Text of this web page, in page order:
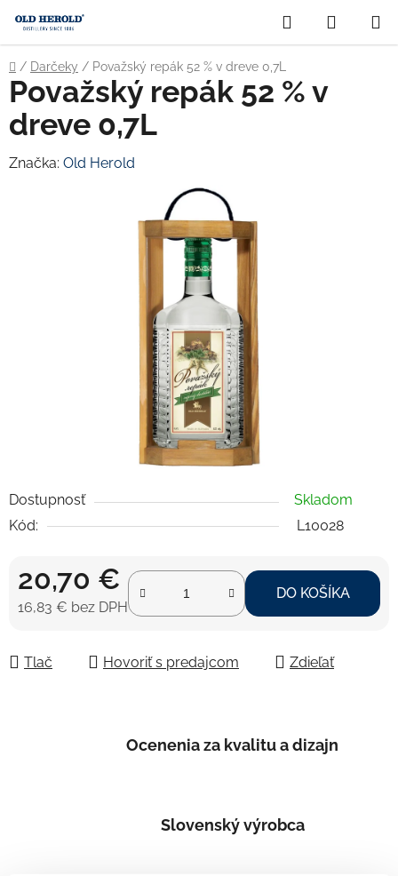
obsah
Hľadať
KOŠÍK
Domov
/ Darčeky / Považský repák 52 % v dreve 0,7L
Dostupnosť
Skladom
Kód:
L10028
20,70 €
16,83 € bez DPH
DO KOŠÍKA
Tlač Hovoriť s predajcom Zdieľať
Považský repák 52 % v
dreve 0,7L
Značka: Old Herold
Ocenenia za kvalitu a dizajn
Slovenský výrobca